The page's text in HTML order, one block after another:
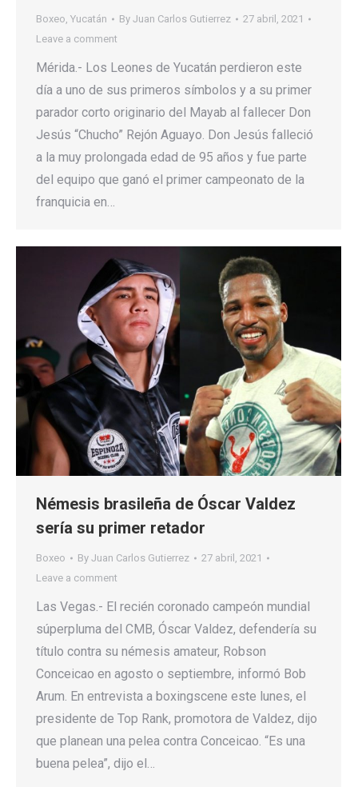
Boxeo, Yucatán By Juan Carlos Gutierrez
27 abril, 2021
Leave a comment
Mérida.- Los Leones de Yucatán perdieron este
día a uno de sus primeros símbolos y a su primer
parador corto originario del Mayab al fallecer Don
Jesús “Chucho” Rejón Aguayo. Don Jesús falleció
a la muy prolongada edad de 95 años y fue parte
del equipo que ganó el primer campeonato de la
franquicia en…
Némesis brasileña de Óscar Valdez
sería su primer retador
Boxeo By Juan Carlos Gutierrez
27 abril, 2021
Leave a comment
Las Vegas.- El recién coronado campeón mundial
súperpluma del CMB, Óscar Valdez, defendería su
título contra su némesis amateur, Robson
Conceicao en agosto o septiembre, informó Bob
Arum. En entrevista a boxingscene este lunes, el
presidente de Top Rank, promotora de Valdez, dijo
que planean una pelea contra Conceicao. “Es una
buena pelea”, dijo el…